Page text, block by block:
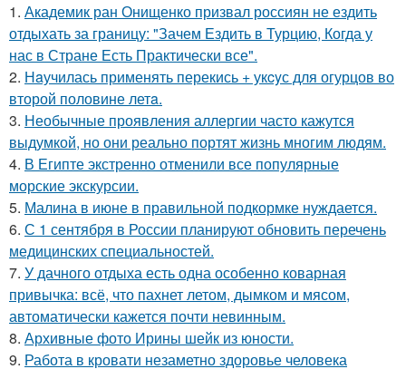
1. Академик ран Онищенко призвал россиян не ездить
отдыхать за границу: "Зачем Ездить в Турцию, Когда у
нас в Стране Есть Практически все".
2. Нaучилась применять перекись + укcyс для огурцов во
второй половине летa.
3. Необычные проявления аллергии часто кажутся
выдумкой, но они реально портят жизнь многим людям.
4. В Египте экстренно отменили все популярные
морские экскурсии.
5. Малина в июне в правильной подкормке нуждается.
6. С 1 сентября в России планируют обновить перечень
медицинских специальностей.
7. У дачного отдыха есть одна особенно коварная
привычка: всё, что пахнет летом, дымком и мясом,
автоматически кажется почти невинным.
8. Архивные фото Ирины шейк из юности.
9. Работа в кровати незаметно здоровье человека